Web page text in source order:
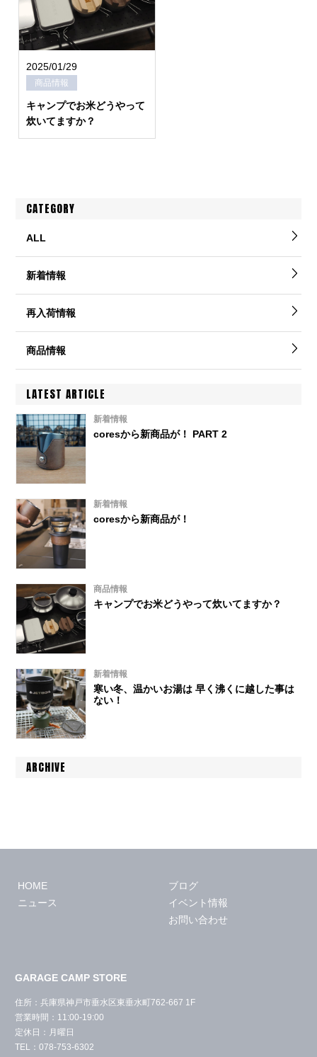
2025/01/29
商品情報
キャンプでお米どうやって
炊いてますか？
CATEGORY
ALL
新着情報
再入荷情報
商品情報
LATEST ARTICLE
新着情報
coresから新商品が！ PART 2
新着情報
coresから新商品が！
商品情報
キャンプでお米どうやって炊いてますか？
新着情報
寒い冬、温かいお湯は 早く沸くに越した事は
ない！
ARCHIVE
HOME
ニュース
ブログ
イベント情報
お問い合わせ
GARAGE CAMP STORE
住所：兵庫県神戸市垂水区東垂水町762-667 1F
営業時間：11:00-19:00
定休日：月曜日
TEL：078-753-6302